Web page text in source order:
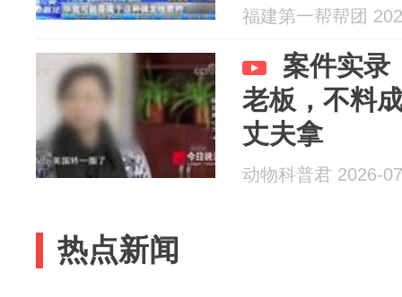
福建第一帮帮团
案件实录
老板，不料
丈夫拿
动物科普君 2026-
热点新闻